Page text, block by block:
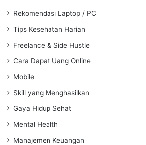
Rekomendasi Laptop / PC
Tips Kesehatan Harian
Freelance & Side Hustle
Cara Dapat Uang Online
Mobile
Skill yang Menghasilkan
Gaya Hidup Sehat
Mental Health
Manajemen Keuangan